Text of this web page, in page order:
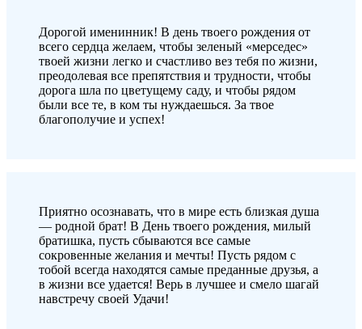
Дорогой именинник! В день твоего рождения от
всего сердца желаем, чтобы зеленый «мерседес»
твоей жизни легко и счастливо вез тебя по жизни,
преодолевая все препятствия и трудности, чтобы
дорога шла по цветущему саду, и чтобы рядом
были все те, в ком ты нуждаешься. За твое
благополучие и успех!
Приятно осознавать, что в мире есть близкая душа
— родной брат! В День твоего рождения, милый
братишка, пусть сбываются все самые
сокровенные желания и мечты! Пусть рядом с
тобой всегда находятся самые преданные друзья, а
в жизни все удается! Верь в лучшее и смело шагай
навстречу своей Удачи!